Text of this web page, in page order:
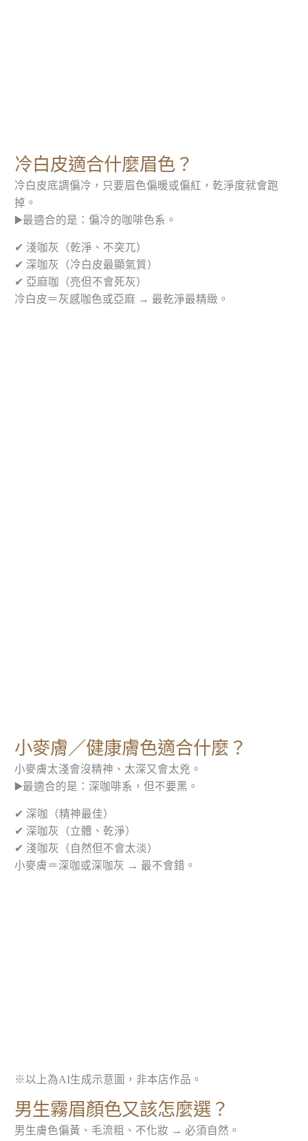
冷白皮適合什麼眉色？
冷白皮底調偏冷，只要眉色偏暖或偏紅，乾淨度就會跑
掉。
▶️最適合的是：偏冷的咖啡色系。
✔ 淺咖灰（乾淨、不突兀）
✔ 深咖灰（冷白皮最顯氣質）
✔ 亞麻咖（亮但不會死灰）
冷白皮＝灰感咖色或亞麻 → 最乾淨最精緻。
小麥膚／健康膚色適合什麼？
小麥膚太淺會沒精神、太深又會太兇。
▶️最適合的是：深咖啡系，但不要黑。
✔ 深咖（精神最佳）
✔ 深咖灰（立體、乾淨）
✔ 淺咖灰（自然但不會太淡）
小麥膚＝深咖或深咖灰 → 最不會錯。
※以上為AI生成示意圖，非本店作品。
男生霧眉顏色又該怎麼選？
男生膚色偏黃、毛流粗、不化妝 → 必須自然。